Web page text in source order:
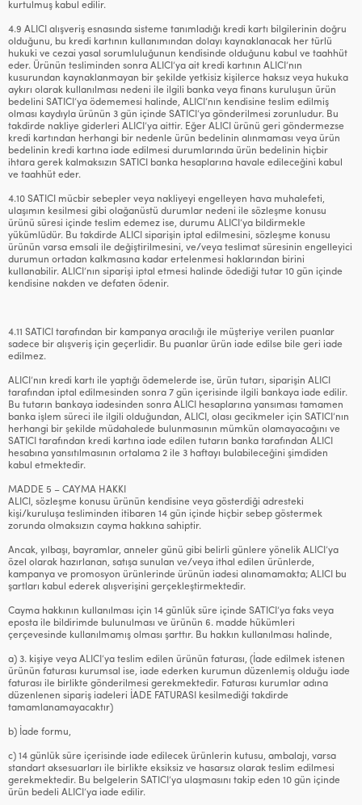
kurtulmuş kabul edilir.
4.9 ALICI alışveriş esnasında sisteme tanımladığı kredi kartı bilgilerinin doğru
olduğunu, bu kredi kartının kullanımından dolayı kaynaklanacak her türlü
hukuki ve cezai yasal sorumluluğunun kendisinde olduğunu kabul ve taahhüt
eder. Ürünün tesliminden sonra ALICI’ya ait kredi kartının ALICI’nın
kusurundan kaynaklanmayan bir şekilde yetkisiz kişilerce haksız veya hukuka
aykırı olarak kullanılması nedeni ile ilgili banka veya finans kuruluşun ürün
bedelini SATICI’ya ödememesi halinde, ALICI’nın kendisine teslim edilmiş
olması kaydıyla ürünün 3 gün içinde SATICI’ya gönderilmesi zorunludur. Bu
takdirde nakliye giderleri ALICI’ya aittir. Eğer ALICI ürünü geri göndermezse
kredi kartından herhangi bir nedenle ürün bedelinin alınmaması veya ürün
bedelinin kredi kartına iade edilmesi durumlarında ürün bedelinin hiçbir
ihtara gerek kalmaksızın SATICI banka hesaplarına havale edileceğini kabul
ve taahhüt eder.
4.10 SATICI mücbir sebepler veya nakliyeyi engelleyen hava muhalefeti,
ulaşımın kesilmesi gibi olağanüstü durumlar nedeni ile sözleşme konusu
ürünü süresi içinde teslim edemez ise, durumu ALICI’ya bildirmekle
yükümlüdür. Bu takdirde ALICI siparişin iptal edilmesini, sözleşme konusu
ürünün varsa emsali ile değiştirilmesini, ve/veya teslimat süresinin engelleyici
durumun ortadan kalkmasına kadar ertelenmesi haklarından birini
kullanabilir. ALICI’nın siparişi iptal etmesi halinde ödediği tutar 10 gün içinde
kendisine nakden ve defaten ödenir.
4.11 SATICI tarafından bir kampanya aracılığı ile müşteriye verilen puanlar
sadece bir alışveriş için geçerlidir. Bu puanlar ürün iade edilse bile geri iade
edilmez.
ALICI’nın kredi kartı ile yaptığı ödemelerde ise, ürün tutarı, siparişin ALICI
tarafından iptal edilmesinden sonra 7 gün içerisinde ilgili bankaya iade edilir.
Bu tutarın bankaya iadesinden sonra ALICI hesaplarına yansıması tamamen
banka işlem süreci ile ilgili olduğundan, ALICI, olası gecikmeler için SATICI’nın
herhangi bir şekilde müdahalede bulunmasının mümkün olamayacağını ve
SATICI tarafından kredi kartına iade edilen tutarın banka tarafından ALICI
hesabına yansıtılmasının ortalama 2 ile 3 haftayı bulabileceğini şimdiden
kabul etmektedir.
MADDE 5 – CAYMA HAKKI
ALICI, sözleşme konusu ürünün kendisine veya gösterdiği adresteki
kişi/kuruluşa tesliminden itibaren 14 gün içinde hiçbir sebep göstermek
zorunda olmaksızın cayma hakkına sahiptir.
Ancak, yılbaşı, bayramlar, anneler günü gibi belirli günlere yönelik ALICI’ya
özel olarak hazırlanan, satışa sunulan ve/veya ithal edilen ürünlerde,
kampanya ve promosyon ürünlerinde ürünün iadesi alınamamakta; ALICI bu
şartları kabul ederek alışverişini gerçekleştirmektedir.
Cayma hakkının kullanılması için 14 günlük süre içinde SATICI’ya faks veya
eposta ile bildirimde bulunulması ve ürünün 6. madde hükümleri
çerçevesinde kullanılmamış olması şarttır. Bu hakkın kullanılması halinde,
a) 3. kişiye veya ALICI’ya teslim edilen ürünün faturası, (İade edilmek istenen
ürünün faturası kurumsal ise, iade ederken kurumun düzenlemiş olduğu iade
faturası ile birlikte gönderilmesi gerekmektedir. Faturası kurumlar adına
düzenlenen sipariş iadeleri İADE FATURASI kesilmediği takdirde
tamamlanamayacaktır)
b) İade formu,
c) 14 günlük süre içerisinde iade edilecek ürünlerin kutusu, ambalajı, varsa
standart aksesuarları ile birlikte eksiksiz ve hasarsız olarak teslim edilmesi
gerekmektedir. Bu belgelerin SATICI’ya ulaşmasını takip eden 10 gün içinde
ürün bedeli ALICI’ya iade edilir.